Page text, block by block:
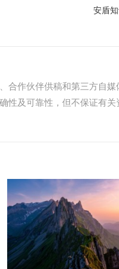
安盾
合作伙伴供稿和第三方自
性及可靠性，但不保证有